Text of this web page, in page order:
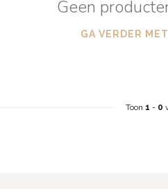
Geen
GA VERDER
Toon 1 - 0